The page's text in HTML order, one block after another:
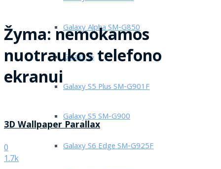
Galaxy Alpha SM-G850
Galaxy J5
Galaxy S5 Plus SM-G901F
Galaxy S5 SM-G900
Galaxy S6 Edge SM-G925F
Žyma:nemokamos
nuotraukos telefono
ekranui
3D Wallpaper Parallax
0
1.7k